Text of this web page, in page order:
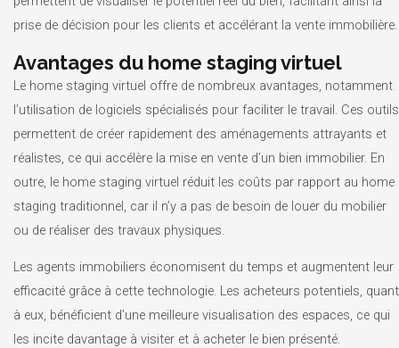
prise de décision pour les clients et accélérant la vente immobilière.
Avantages du home staging virtuel
Le home staging virtuel offre de nombreux avantages, notamment
l’utilisation de logiciels spécialisés pour faciliter le travail. Ces outils
permettent de créer rapidement des aménagements attrayants et
réalistes, ce qui accélère la mise en vente d’un bien immobilier. En
outre, le home staging virtuel réduit les coûts par rapport au home
staging traditionnel, car il n’y a pas de besoin de louer du mobilier
ou de réaliser des travaux physiques.
Les agents immobiliers économisent du temps et augmentent leur
efficacité grâce à cette technologie. Les acheteurs potentiels, quant
à eux, bénéficient d’une meilleure visualisation des espaces, ce qui
les incite davantage à visiter et à acheter le bien présenté.